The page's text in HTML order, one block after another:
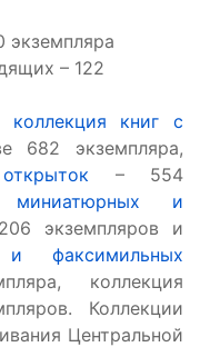
экземпляра
– 122
коллекция книг с
682 экземпляра,
– 554
миниатюрных и
экземпляров и
и факсимильных
коллекция
Коллекции
Центральной